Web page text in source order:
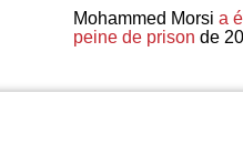
Mohammed Morsi a
peine de prison de 20